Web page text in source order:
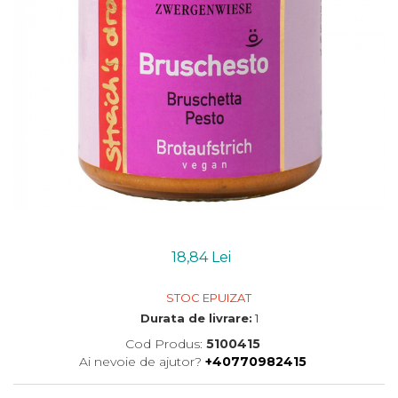
Mixuri bio si blaturi
Ciocolata, cacao si cafea
Cafea bio din cereale
Ciocolata bio
Condimente si supe bio
Dulceata si creme bio
18,84 Lei
STOC EPUIZAT
Durata de livrare: 1
Cod Produs: 5100415
Ai nevoie de ajutor? +40770982415